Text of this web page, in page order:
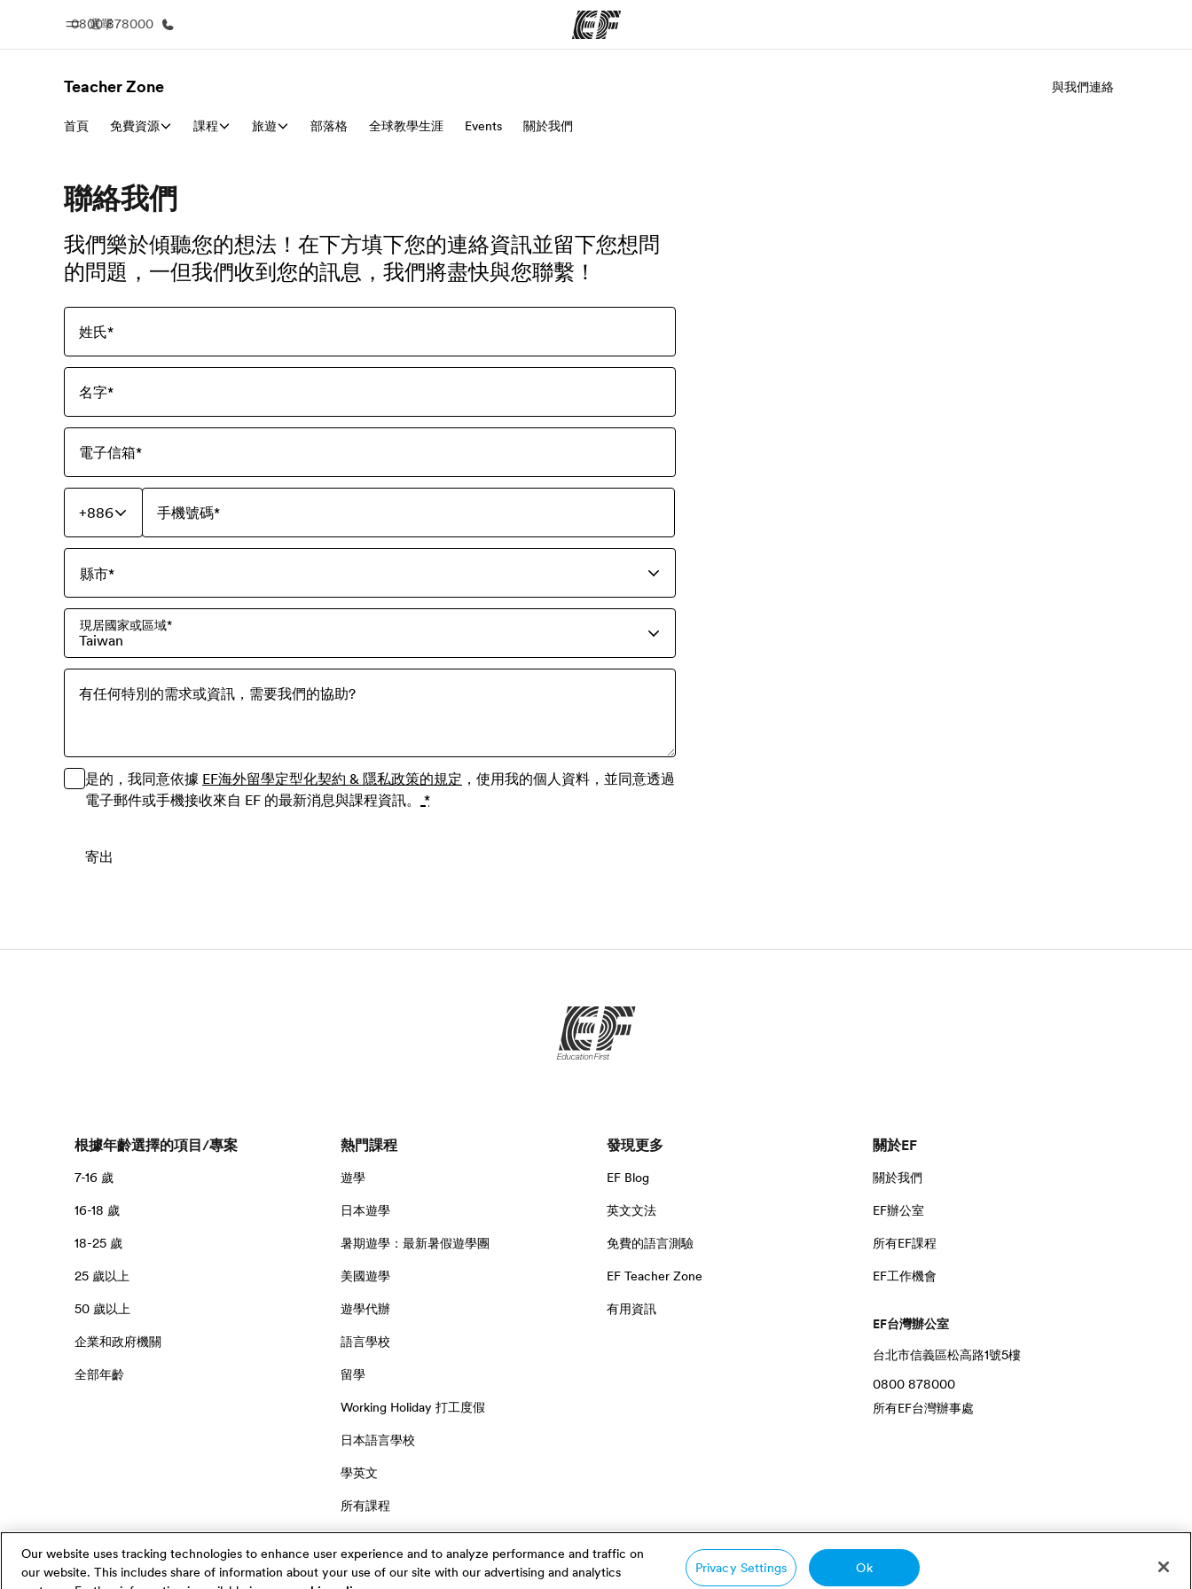
選單
0800 878000
首頁 課程
Teacher Zone 與我們連絡
首頁 免費資源 課程 旅遊 部落格 全球教學生涯 Events 關於我們
聯絡我們
我們樂於傾聽您的想法！在下方填下您的連絡資訊並留下您想問
的問題，一但我們收到您的訊息，我們將盡快與您聯繫！
姓氏*
名字*
電子信箱*
+886 手機號碼*
縣市*
現居國家或區域*
Taiwan
有任何特別的需求或資訊，需要我們的協助?
是的，我同意依據 EF海外留學定型化契約 & 隱私政策的規定 ，使用我的個人資料，並同意透過
電子郵件或手機接收來自 EF 的最新消息與課程資訊。
*
寄出
根據年齡選擇的項目/專案
7-16 歲
16-18 歲
18-25 歲
25 歲以上
50 歲以上
企業和政府機關
全部年齡
熱門課程
遊學
日本遊學
暑期遊學：最新暑假遊學團
美國遊學
遊學代辦
語言學校
留學
Working Holiday 打工度假
日本語言學校
學英文
所有課程
發現更多
EF Blog
英文文法
免費的語言測驗
EF Teacher Zone
有用資訊
關於EF
關於我們
EF辦公室
所有EF課程
EF工作機會
EF台灣辦公室
台北市信義區松高路1號5樓
0800 878000
所有EF台灣辦事處
Our website uses tracking technologies to enhance user experience and to analyze performance and traffic on
our website. This includes share of information about your use of our site with our advertising and analytics
Privacy Settings Ok